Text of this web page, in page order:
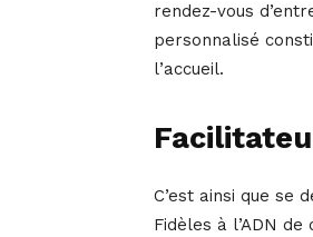
rendez-vous
personnalisé
l’accueil.
C’est ainsi que se
Fidèles à l’ADN